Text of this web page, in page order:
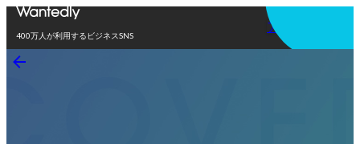
400万人が利用するビジネスSNS
アプリを使う